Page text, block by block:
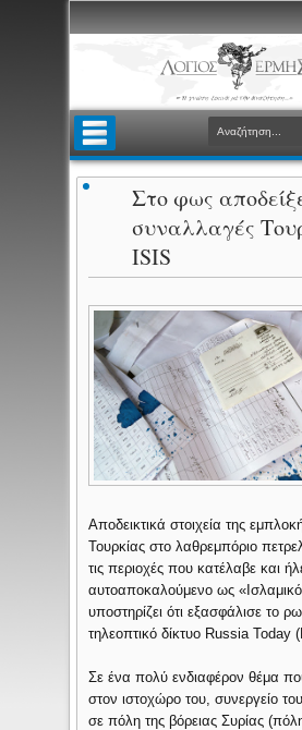
Στο φως
συναλλαγές
ISIS
Αποδεικτικά στοιχεία της
Τουρκίας στο λαθρεμπόριο
τις περιοχές που κατέλαβε και
αυτοαποκαλούμενο ως
υποστηρίζει ότι εξασφάλισε το
τηλεοπτικό δίκτυο Russia Today
Σε ένα πολύ ενδιαφέρον θέμα
στον ιστοχώρο του, συνεργείο
σε πόλη της βόρειας Συρίας